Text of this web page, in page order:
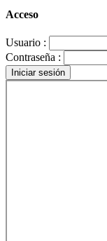
Acceso
Usuario :
Contraseña :
Iniciar sesión